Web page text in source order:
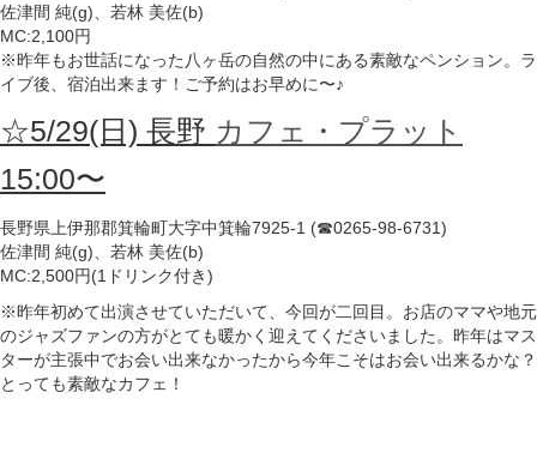
佐津間 純(g)、若林 美佐(b)
MC:2,100円
※昨年もお世話になった八ヶ岳の自然の中にある素敵なペンション。ラ
イブ後、宿泊出来ます！ご予約はお早めに〜♪
☆5/29(日) 長野 カフェ・プラット
15:00〜
長野県上伊那郡箕輪町大字中箕輪7925-1 (☎0265-98-6731)
佐津間 純(g)、若林 美佐(b)
MC:2,500円(1ドリンク付き)
※昨年初めて出演させていただいて、今回が二回目。お店のママや地元
のジャズファンの方がとても暖かく迎えてくださいました。昨年はマス
ターが主張中でお会い出来なかったから今年こそはお会い出来るかな？
とっても素敵なカフェ！